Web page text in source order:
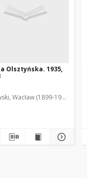
Olsztyńska. 1935,
Wacław (1899-1975). Red.